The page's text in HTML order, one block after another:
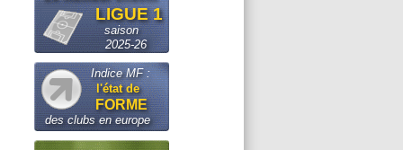
LIGUE 1
saison
2025-26
Indice MF :
l'état de
FORME
des clubs en europe